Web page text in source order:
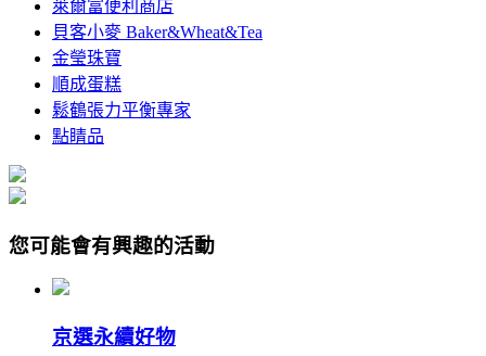
萊爾富便利商店
貝客小麥 Baker&Wheat&Tea
金瑩珠寶
順成蛋糕
鬆鶴張力平衡專家
點睛品
您可能會有興趣的活動
京選永續好物